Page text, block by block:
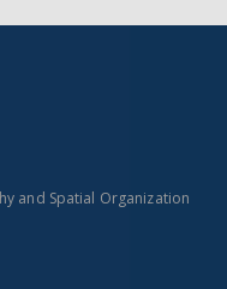
and Spatial Organization